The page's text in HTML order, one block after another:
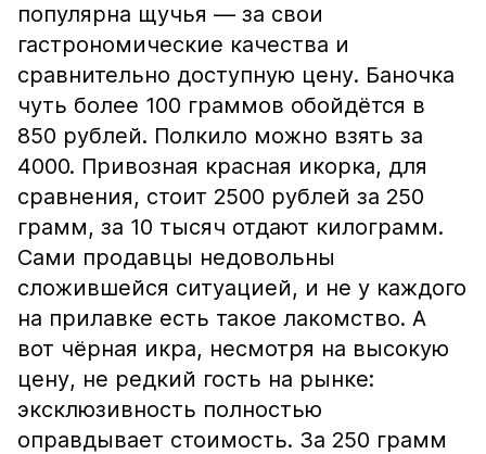
популярна щучья — за свои
гастрономические качества и
сравнительно доступную цену. Баночка
чуть более 100 граммов обойдётся в
850 рублей. Полкило можно взять за
4000. Привозная красная икорка, для
сравнения, стоит 2500 рублей за 250
грамм, за 10 тысяч отдают килограмм.
Сами продавцы недовольны
сложившейся ситуацией, и не у каждого
на прилавке есть такое лакомство. А
вот чёрная икра, несмотря на высокую
цену, не редкий гость на рынке:
эксклюзивность полностью
оправдывает стоимость. За 250 грамм